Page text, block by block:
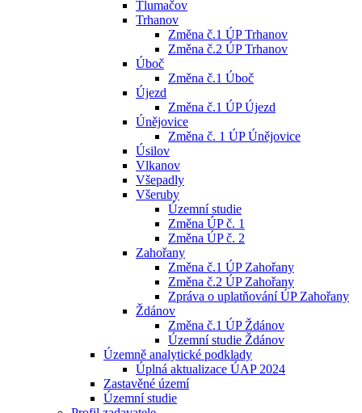
Tlumačov
Trhanov
Změna č.1 ÚP Trhanov
Změna č.2 ÚP Trhanov
Úboč
Změna č.1 Úboč
Újezd
Změna č.1 ÚP Újezd
Únějovice
Změna č. 1 ÚP Únějovice
Úsilov
Vlkanov
Všepadly
Všeruby
Územní studie
Změna ÚP č. 1
Změna ÚP č. 2
Zahořany
Změna č.1 ÚP Zahořany
Změna č.2 ÚP Zahořany
Zpráva o uplatňování ÚP Zahořany
Ždánov
Změna č.1 ÚP Ždánov
Územní studie Ždánov
Územně analytické podklady
Úplná aktualizace ÚAP 2024
Zastavěné území
Územní studie